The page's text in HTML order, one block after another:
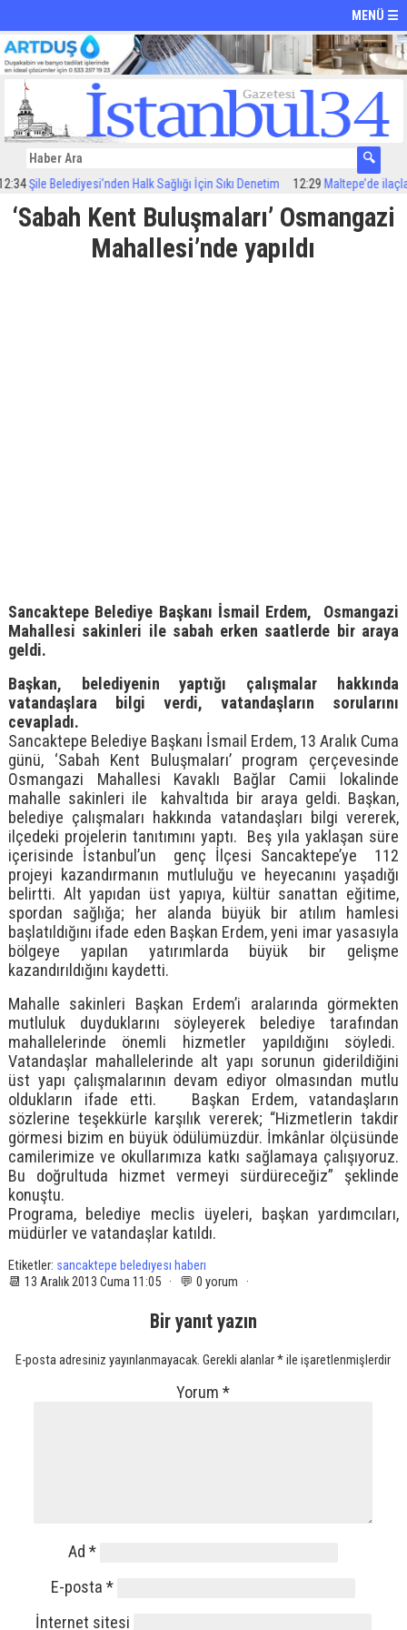
MENÜ ☰
Şile Belediyesi’nden Halk Sağlığı İçin Sıkı Denetim 12:29 Maltepe’de ilaçlama
‘Sabah Kent Buluşmaları’ Osmangazi
Mahallesi’nde yapıldı
Sancaktepe Belediye Başkanı İsmail Erdem, Osmangazi
Mahallesi sakinleri ile sabah erken saatlerde bir araya
geldi.
Başkan, belediyenin yaptığı çalışmalar hakkında
vatandaşlara bilgi verdi, vatandaşların sorularını
cevapladı.
Sancaktepe Belediye Başkanı İsmail Erdem, 13 Aralık Cuma
günü, ‘Sabah Kent Buluşmaları’ program çerçevesinde
Osmangazi Mahallesi Kavaklı Bağlar Camii lokalinde
mahalle sakinleri ile kahvaltıda bir araya geldi. Başkan,
belediye çalışmaları hakkında vatandaşları bilgi vererek,
ilçedeki projelerin tanıtımını yaptı. Beş yıla yaklaşan süre
içerisinde İstanbul’un genç İlçesi Sancaktepe’ye 112
projeyi kazandırmanın mutluluğu ve heyecanını yaşadığı
belirtti. Alt yapıdan üst yapıya, kültür sanattan eğitime,
spordan sağlığa; her alanda büyük bir atılım hamlesi
başlatıldığını ifade eden Başkan Erdem, yeni imar yasasıyla
bölgeye yapılan yatırımlarda büyük bir gelişme
kazandırıldığını kaydetti.
Mahalle sakinleri Başkan Erdem’i aralarında görmekten
mutluluk duyduklarını söyleyerek belediye tarafından
mahallelerinde önemli hizmetler yapıldığını söyledi.
Vatandaşlar mahallelerinde alt yapı sorunun giderildiğini
üst yapı çalışmalarının devam ediyor olmasından mutlu
oldukların ifade etti. Başkan Erdem, vatandaşların
sözlerine teşekkürle karşılık vererek; “Hizmetlerin takdir
görmesi bizim en büyük ödülümüzdür. İmkânlar ölçüsünde
camilerimize ve okullarımıza katkı sağlamaya çalışıyoruz.
Bu doğrultuda hizmet vermeyi sürdüreceğiz” şeklinde
konuştu.
Programa, belediye meclis üyeleri, başkan yardımcıları,
müdürler ve vatandaşlar katıldı.
Etiketler: sancaktepe beledıyesı haberı
📆 13 Aralık 2013 Cuma 11:05 · 💬 0 yorum ·
Bir yanıt yazın
E-posta adresiniz yayınlanmayacak. Gerekli alanlar*ile işaretlenmişlerdir
Yorum*
Ad*
E-posta*
İnternet sitesi